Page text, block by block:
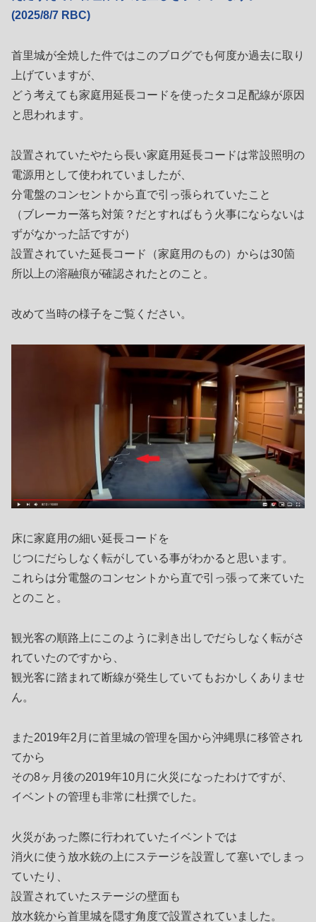
(2025/8/7 RBC)
首里城が全焼した件ではこのブログでも何度か過去に取り
上げていますが、
どう考えても家庭用延長コードを使ったタコ足配線が原因
と思われます。
設置されていたやたら長い家庭用延長コードは常設照明の
電源用として使われていましたが、
分電盤のコンセントから直で引っ張られていたこと
（ブレーカー落ち対策？だとすればもう火事にならないは
ずがなかった話ですが）
設置されていた延長コード（家庭用のもの）からは30箇
所以上の溶融痕が確認されたとのこと。
改めて当時の様子をご覧ください。
床に家庭用の細い延長コードを
じつにだらしなく転がしている事がわかると思います。
これらは分電盤のコンセントから直で引っ張って来ていた
とのこと。
観光客の順路上にこのように剥き出しでだらしなく転がさ
れていたのですから、
観光客に踏まれて断線が発生していてもおかしくありませ
ん。
また2019年2月に首里城の管理を国から沖縄県に移管され
てから
その8ヶ月後の2019年10月に火災になったわけですが、
イベントの管理も非常に杜撰でした。
火災があった際に行われていたイベントでは
消火に使う放水銃の上にステージを設置して塞いでしまっ
ていたり、
設置されていたステージの壁面も
放水銃から首里城を隠す角度で設置されていました。